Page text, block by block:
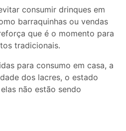
consumir drinques em
barraquinhas ou vendas
que é o momento para
tradicionais.
para consumo em casa, a
dos lacres, o estado
não estão sendo